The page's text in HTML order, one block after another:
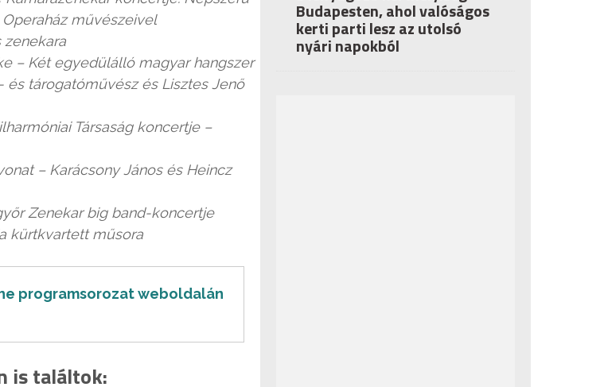
művészeivel
zenekara
– Két egyedülálló magyar hangszer
és tárogatóművész és Lisztes Jenő
Társaság koncertje –
– Karácsony János és Heincz
Zenekar big band-koncertje
kürtkvartett műsora
programsorozat weboldalán
is találtok:
Budapesten, ahol valóságos
kerti parti lesz az utolsó
nyári napokból